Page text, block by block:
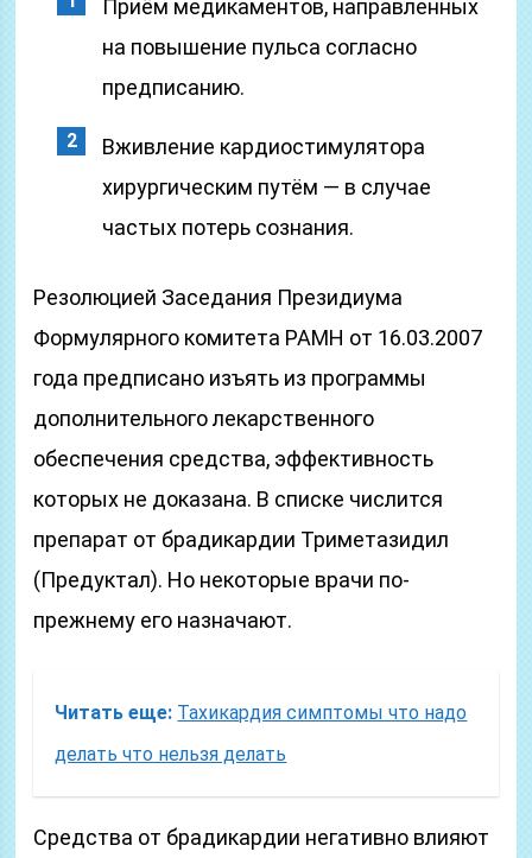
Приём медикаментов, направленных
на повышение пульса согласно
предписанию.
Вживление кардиостимулятора
хирургическим путём — в случае
частых потерь сознания.
Резолюцией Заседания Президиума
Формулярного комитета РАМН от 16.03.2007
года предписано изъять из программы
дополнительного лекарственного
обеспечения средства, эффективность
которых не доказана. В списке числится
препарат от брадикардии Триметазидил
(Предуктал). Но некоторые врачи по-
прежнему его назначают.
Читать еще: Тахикардия симптомы что надо
делать что нельзя делать
Средства от брадикардии негативно влияют